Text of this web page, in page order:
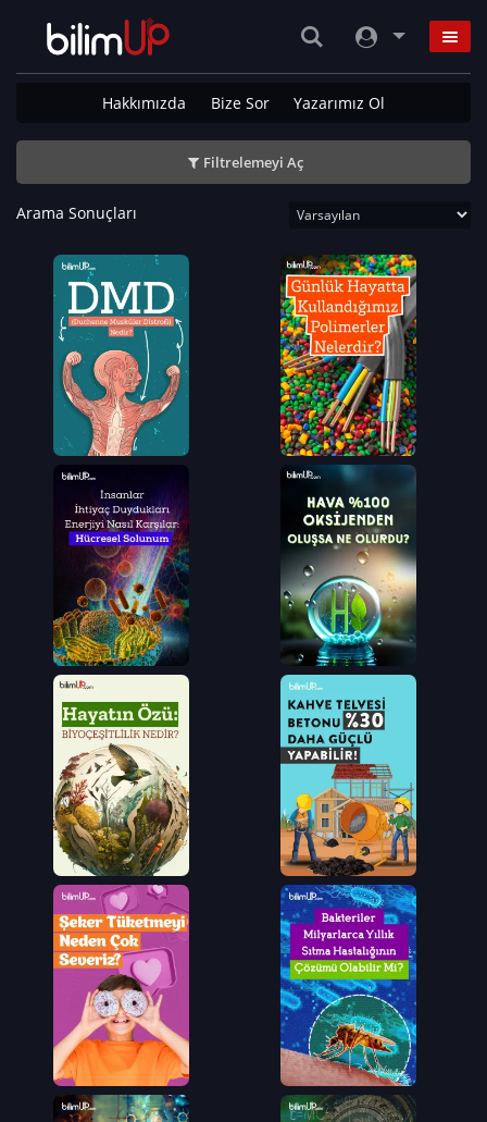
Hakkımızda Bize Sor Yazarımız Ol
Filtrelemeyi Aç
Arama Sonuçları